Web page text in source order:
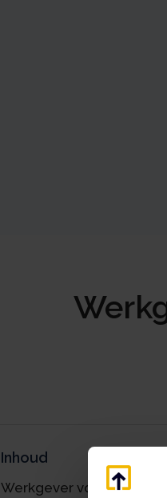
Inhoud
Werkgever voldoet niet